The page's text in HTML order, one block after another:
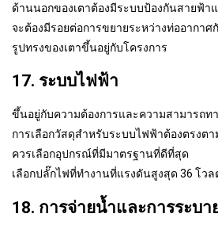
ด้านนอกของเตาต้องมีระบบป้องกันสายฟ้า
จะต้องมีรอยต่อการขยายระหว่างท่ออากาศ
รูปทรงของเตาขึ้นอยู่กับโครงการ
17. ระบบไฟฟ้า
ขึ้นอยู่กับความต้องการและความสามารถท
การเลือกวัสดุสำหรับระบบไฟฟ้าต้องตรงต
ควรเลือกอุปกรณ์ที่มีมาตรฐานที่ดีที่สุด
เลือกปลั๊กไฟที่ทำงานที่แรงดันสูงสุด 36 โวล
18. การจ่ายน้ำและการระบา